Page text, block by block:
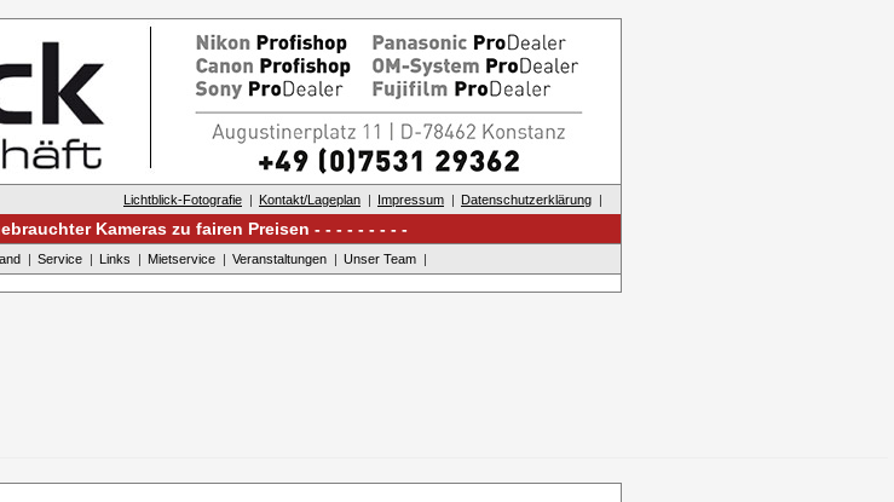
Lichtblick-Fotografie Kontakt/Lageplan Impressum Datenschutzerklärung
Kameras zu fairen Preisen
Service Links Mietservice Veranstaltungen Unser Team